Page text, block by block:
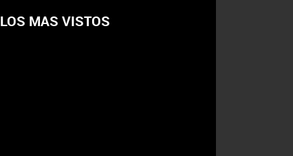
LOS MAS VISTOS